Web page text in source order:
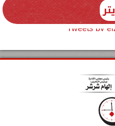
Tweets by